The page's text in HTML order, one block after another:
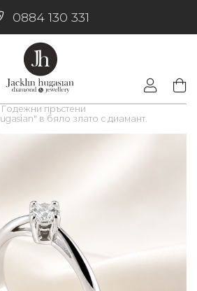
0884 130 331
Годежни пръстени
в бяло злато с диамант.